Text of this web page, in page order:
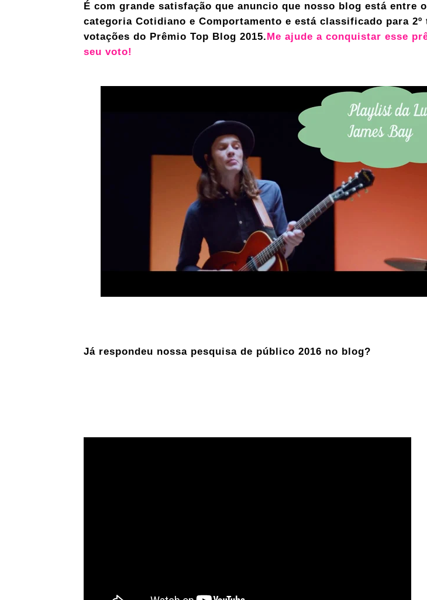
É com grande satisfação que anuncio que nosso blog está entre
categoria Cotidiano e Comportamento e está classificado para 2º
votações do Prêmio Top Blog 2015.Me ajude a conquistar esse
seu voto!
Já respondeu nossa pesquisa de público 2016 no blog?